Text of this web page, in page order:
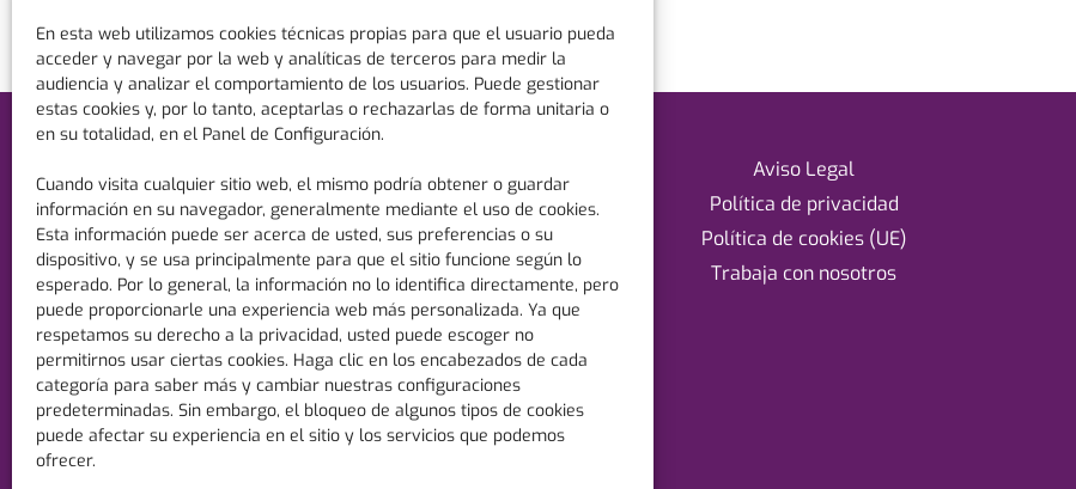
En esta web utilizamos cookies técnicas propias para que el usuario pueda
acceder y navegar por la web y analíticas de terceros para medir la
audiencia y analizar el comportamiento de los usuarios. Puede gestionar
estas cookies y, por lo tanto, aceptarlas o rechazarlas de forma unitaria o
en su totalidad, en el Panel de Configuración.
Cuando visita cualquier sitio web, el mismo podría obtener o guardar
información en su navegador, generalmente mediante el uso de cookies.
Esta información puede ser acerca de usted, sus preferencias o su
dispositivo, y se usa principalmente para que el sitio funcione según lo
esperado. Por lo general, la información no lo identifica directamente, pero
puede proporcionarle una experiencia web más personalizada. Ya que
respetamos su derecho a la privacidad, usted puede escoger no
permitirnos usar ciertas cookies. Haga clic en los encabezados de cada
categoría para saber más y cambiar nuestras configuraciones
predeterminadas. Sin embargo, el bloqueo de algunos tipos de cookies
puede afectar su experiencia en el sitio y los servicios que podemos
ofrecer.
condiciones de uso y aplicación con la garantía de
conocer el mercado durante 100 años.
+34 96 186 93 60
aparisi@aparisicepillos.com
Disponemos de Certificado de aptitud alimentaria,
cumpliendo con Regulation (EC) No 2023/2006
"Good Manufacturing Practice" y Regulation (EC) No
10/2011 sobre materiales y objetos plásticos
destinados a entrar en contacto con alimento.
Aviso Legal
Política de privacidad
Política de cookies (UE)
Trabaja con nosotros